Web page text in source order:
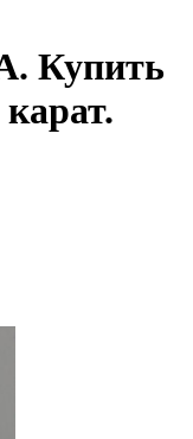
Купить